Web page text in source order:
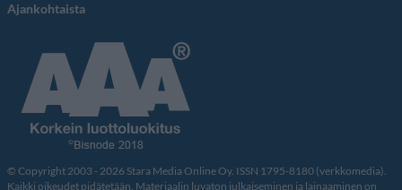
Ajankohtaista
© Copyright 2003 - 2026 Stara Media Online Oy. ISSN 1795-8180 (verkkomedia).
Kaikki oikeudet pidätetään. Materiaalin luvaton julkaiseminen ja lainaaminen on